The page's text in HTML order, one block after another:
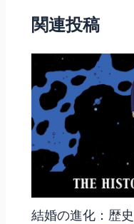
o
o
k
関連投稿
結婚の進化：歴